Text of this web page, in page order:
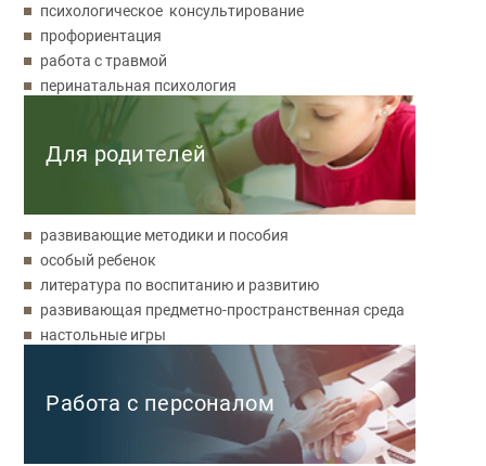
психологическое консультирование
профориентация
работа с травмой
перинатальная психология
Для родителей
развивающие методики и пособия
особый ребенок
литература по воспитанию и развитию
развивающая предметно-пространственная среда
настольные игры
Работа с персоналом